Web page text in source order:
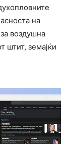
на
воздушна
штит, земајќи